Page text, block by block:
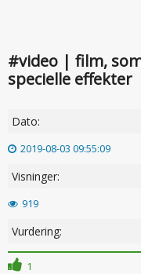
#video | film,
specielle effekter
Dato:
2019-08-03 09:55:09
Visninger:
919
Vurdering:
1